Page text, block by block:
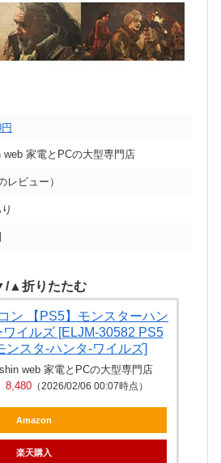
web 家電とPCの大型専門店
レビュー）
▲折りたたむ
ン 【PS5】モンスターハン
ワイルズ [ELJM-30582 PS5
ンスタ-ハンタ-ワイルズ]
web 家電とPCの大型専門店
8,480 （2026/02/06 00:07時点）
Amazon
楽天購入